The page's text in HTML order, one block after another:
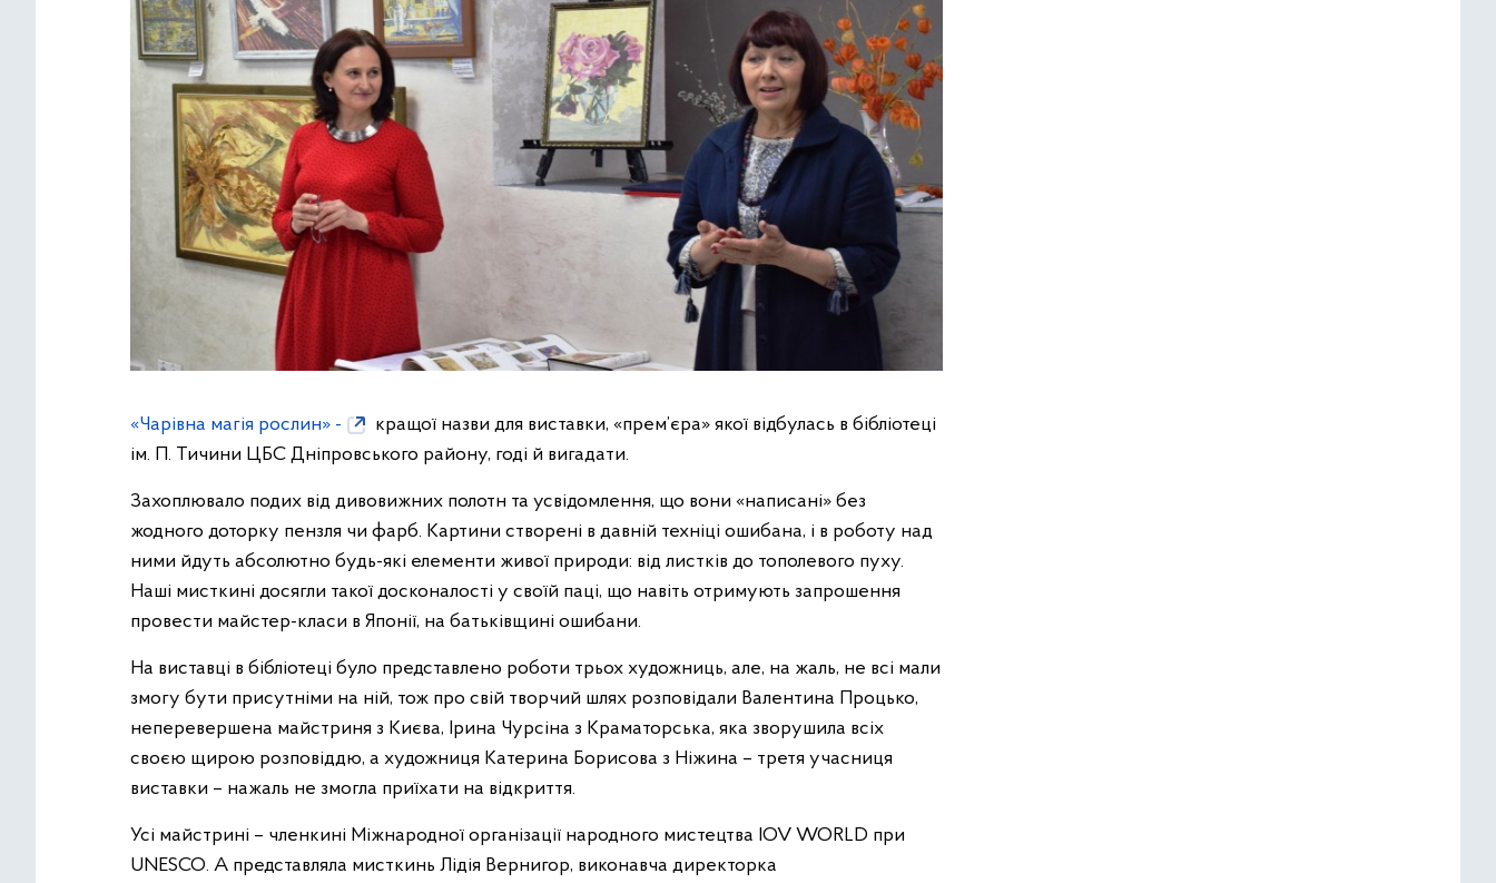
«Чарівна магія рослин» -
кращої назви для виставки, «прем’єра» якої відбулась в бібліотеці
ім. П. Тичини ЦБС Дніпровського району, годі й вигадати.
Захоплювало подих від дивовижних полотн та усвідомлення, що вони «написані» без
жодного доторку пензля чи фарб. Картини створені в давній техніці ошибана, і в роботу над
ними йдуть абсолютно будь-які елементи живої природи: від листків до тополевого пуху.
Наші мисткині досягли такої досконалості у своїй паці, що навіть отримують запрошення
провести майстер-класи в Японії, на батьківщині ошибани.
На виставці в бібліотеці було представлено роботи трьох художниць, але, на жаль, не всі мали
змогу бути присутніми на ній, тож про свій творчий шлях розповідали Валентина Процько,
неперевершена майстриня з Києва, Ірина Чурсіна з Краматорська, яка зворушила всіх
своєю щирою розповіддю, а художниця Катерина Борисова з Ніжина – третя учасниця
виставки – нажаль не змогла приїхати на відкриття.
Усі майстрині – членкині Міжнародної організації народного мистецтва IOV WORLD при
UNESCO. А представляла мисткинь Лідія Вернигор, виконавча директорка